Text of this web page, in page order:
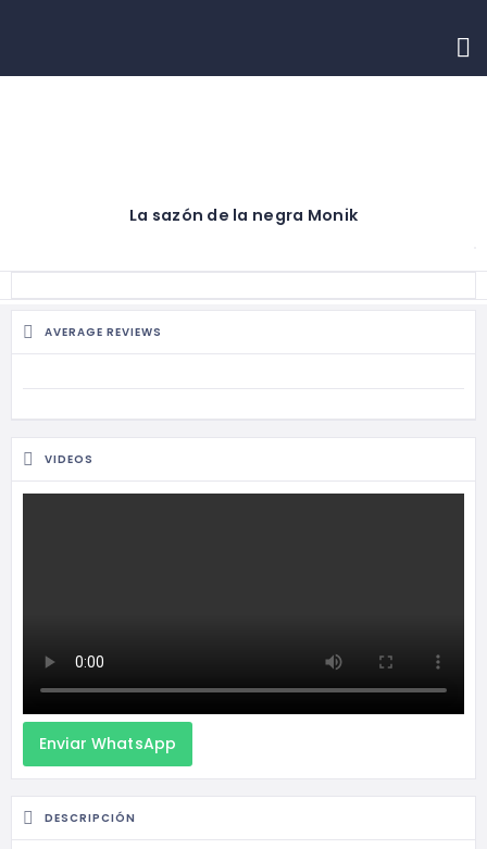
CONTACTO
La sazón de la negra Monik
AVERAGE REVIEWS
VIDEOS
Enviar WhatsApp
DESCRIPCIÓN